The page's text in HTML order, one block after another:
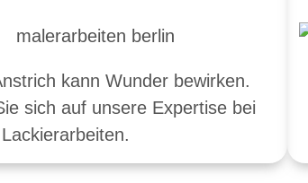
kann Wunder bewirken.
sich auf unsere Expertise bei